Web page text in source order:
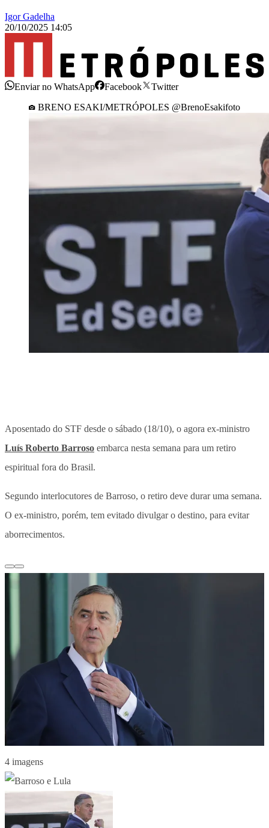
Igor Gadelha
20/10/2025 14:05
Enviar no WhatsApp Facebook
Twitter
BRENO ESAKI/METRÓPOLES @BrenoEsakifoto
Aposentado do STF desde o sábado (18/10), o agora ex-ministro
Luís Roberto Barroso embarca nesta semana para um retiro
espiritual fora do Brasil.
Segundo interlocutores de Barroso, o retiro deve durar uma semana.
O ex-ministro, porém, tem evitado divulgar o destino, para evitar
aborrecimentos.
4 imagens